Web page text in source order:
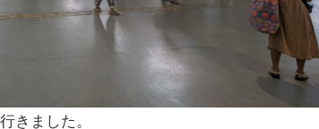
きました。